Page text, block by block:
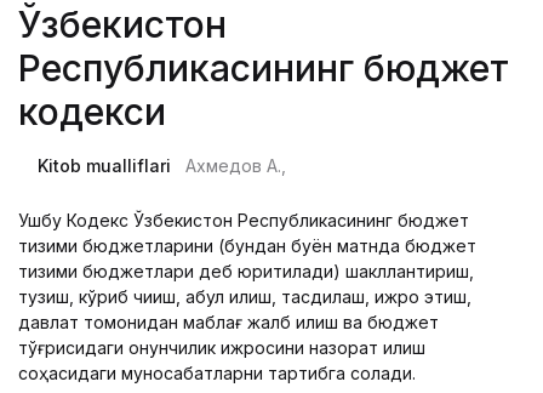
Ўзбекистон
Республикасининг бюджет
кодекси
Kitob mualliflari Ахмедов А.,
Ушбу Кодекс Ўзбекистон Республикасининг бюджет
тизими бюджетларини (бундан буён матнда бюджет
тизими бюджетлари деб юритилади) шакллантириш,
тузиш, кўриб чиқиш, қабул қилиш, тасдиқлаш, ижро этиш,
давлат томонидан маблағ жалб қилиш ва бюджет
тўғрисидаги қонунчилик ижросини назорат қилиш
соҳасидаги муносабатларни тартибга солади.